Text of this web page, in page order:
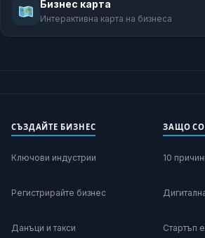
Бизнес карта
Интерактивна карта на бизнеса
СЪЗДАЙТЕ БИЗНЕС
Ключови индустрии
Регистрирайте бизнес
Данъци и такси
ЗАЩО
10
Стартъп